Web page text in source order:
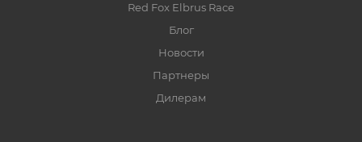
Red Fox Elbrus Race
Блог
Новости
Партнеры
Дилерам